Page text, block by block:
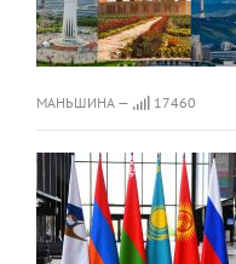
МАНЬШИНА —
17460